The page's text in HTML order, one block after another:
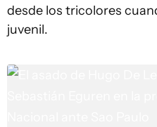
desde los tricolores
juvenil.